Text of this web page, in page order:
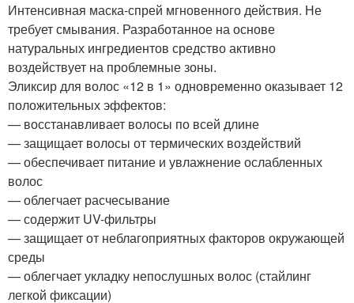
Интенсивная маска-спрей мгновенного действия. Не
требует смывания. Разработанное на основе
натуральных ингредиентов средство активно
воздействует на проблемные зоны.
Эликсир для волос «12 в 1» одновременно оказывает 12
положительных эффектов:
— восстанавливает волосы по всей длине
— защищает волосы от термических воздействий
— обеспечивает питание и увлажнение ослабленных
волос
— облегчает расчесывание
— содержит UV-фильтры
— защищает от неблагоприятных факторов окружающей
среды
— облегчает укладку непослушных волос (стайлинг
легкой фиксации)